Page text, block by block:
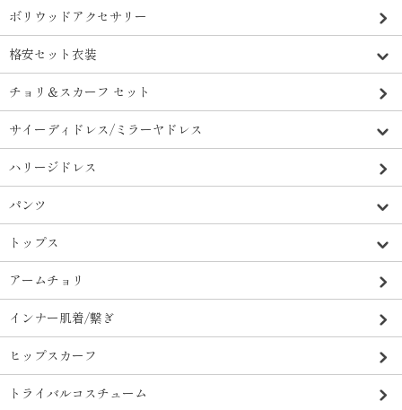
ボリウッドアクセサリー
格安セット衣装
チョリ＆スカーフ セット
サイーディドレス/ミラーヤドレス
ハリージドレス
パンツ
トップス
アームチョリ
インナー肌着/繋ぎ
ヒップスカーフ
トライバルコスチューム